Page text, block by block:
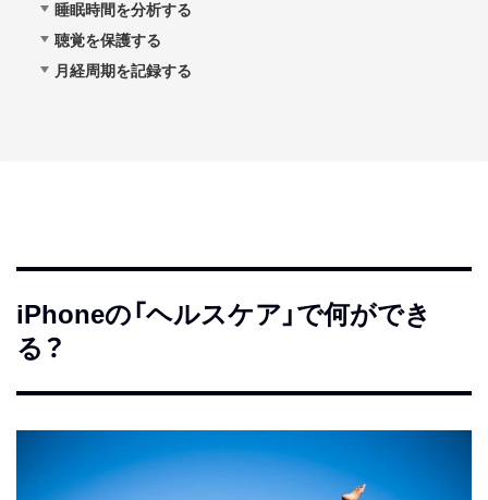
睡眠時間を分析する
聴覚を保護する
月経周期を記録する
iPhoneの「ヘルスケア」で何ができ
る？